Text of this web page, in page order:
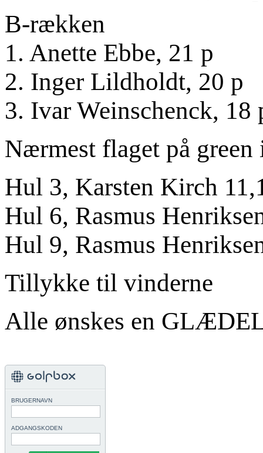
B-rækken
1. Anette Ebbe, 21 p
2. Inger Lildholdt, 20 p
3. Ivar Weinschenck, 18
Nærmest flaget på green
Hul 3, Karsten Kirch
Hul 6, Rasmus
Hul 9, Rasmus
Tillykke til vinderne
Alle ønskes en
BRUGERNAVN
ADGANGSKODEN